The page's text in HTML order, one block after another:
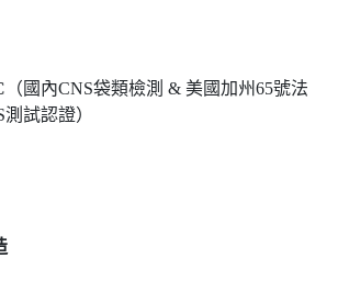
（國內CNS袋類檢測 & 美國加州65號法
試認證）